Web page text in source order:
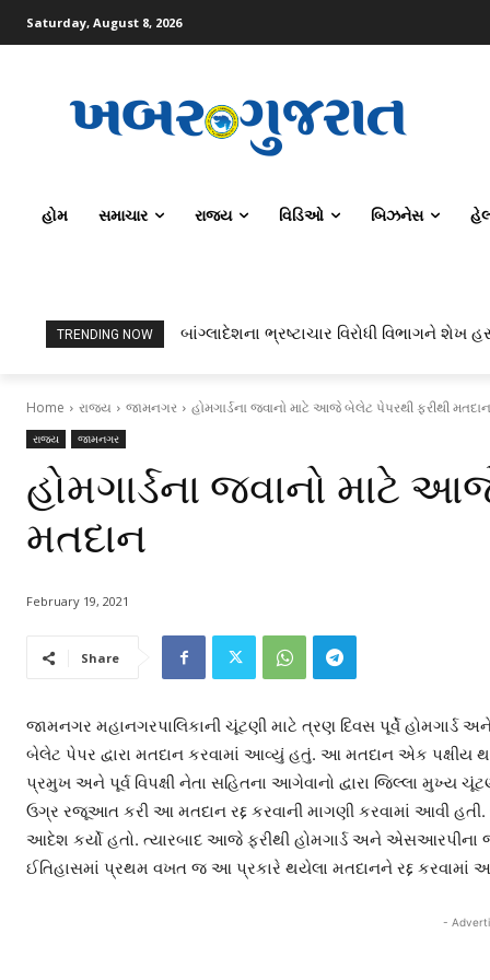
Saturday, August 8, 2026
હોમ સમાચાર રાજ્ય વિડિઓ બિઝનેસ
TRENDING NOW ટોપર્સ કોમ્પ્યુટર સાયન્સ અને AI કરતાં
બાંગ્લાદેશના ભ્રષ્ટાચાર વિરોધી વિભાગને શેખ
Home રાજ્ય જામનગર હોમગાર્ડના જવાનો માટે આજે બેલેટ પેપરથી ફરીથી મતદાન
રાજ્ય જામનગર
હોમગાર્ડના જવાનો માટે
મતદાન
February 19, 2021
Share
જામનગર મહાનગરપાલિકાની ચૂંટણી માટે ત્રણ દિવસ પૂર્વે હોમગાર્ડ
બેલેટ પેપર દ્વારા મતદાન કરવામાં આવ્યું હતું. આ મતદાન એક પક્ષીય
પ્રમુખ અને પૂર્વ વિપક્ષી નેતા સહિતના આગેવાનો દ્વારા જિલ્લા મુખ્ય
ઉગ્ર રજૂઆત કરી આ મતદાન રદ્દ કરવાની માગણી કરવામાં આવી હતી.
આદેશ કર્યો હતો. ત્યારબાદ આજે ફરીથી હોમગાર્ડ અને એસઆરપીના
ઈતિહાસમાં પ્રથમ વખત જ આ પ્રકારે થયેલા મતદાનને રદ્દ કરવામાં
-